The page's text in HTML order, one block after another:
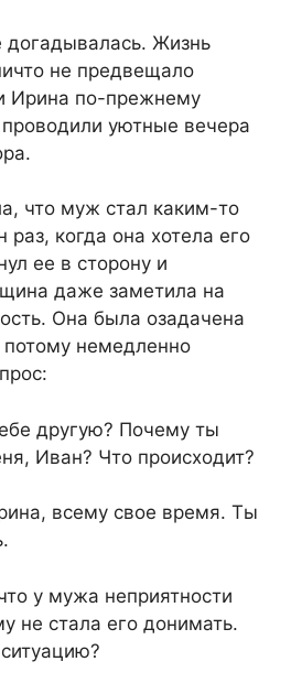
Жизнь
не предвещало
Ирина по-прежнему
уютные вечера
что муж стал каким-то
когда она хотела его
ее в сторону и
даже заметила на
Она была озадачена
потому немедленно
другую? Почему ты
Иван? Что происходит?​
всему свое время. Ты
у мужа неприятности
не стала его донимать.